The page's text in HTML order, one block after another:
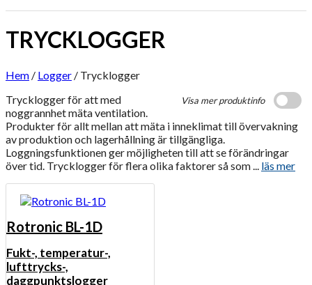
TRYCKLOGGER
Hem / Logger / Trycklogger
Visa mer produktinfo
Trycklogger för att med
noggrannhet mäta ventilation.
Produkter för allt mellan att mäta i inneklimat till övervakning
av produktion och lagerhållning är tillgängliga.
Loggningsfunktionen ger möjligheten till att se förändringar
över tid. Trycklogger för flera olika faktorer så som ... läs mer
Rotronic BL-1D
Fukt-, temperatur-,
lufttrycks-,
daggpunktslogger